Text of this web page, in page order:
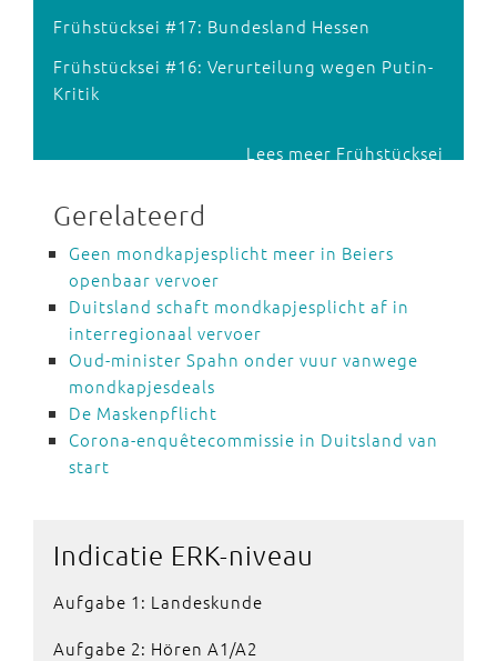
Frühstücksei #17: Bundesland Hessen
Frühstücksei #16: Verurteilung wegen Putin-
Kritik
Lees meer Frühstücksei
Gerelateerd
Geen mondkapjesplicht meer in Beiers
openbaar vervoer
Duitsland schaft mondkapjesplicht af in
interregionaal vervoer
Oud-minister Spahn onder vuur vanwege
mondkapjesdeals
De Maskenpflicht
Corona-enquêtecommissie in Duitsland van
start
Indicatie ERK-niveau
Aufgabe 1: Landeskunde
Aufgabe 2: Hören A1/A2